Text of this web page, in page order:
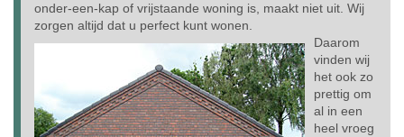
onder-een-kap of vrijstaande woning is, maakt niet uit. Wij
zorgen altijd dat u perfect kunt wonen.
Daarom
vinden wij
het ook zo
prettig om
al in een
heel vroeg